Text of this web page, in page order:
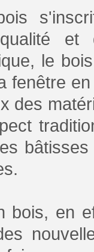
et
le
fenêtre
des
bois, en